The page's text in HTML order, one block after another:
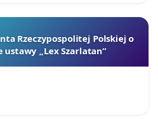
Rzeczypospolitej Polskiej o
ustawy „Lex Szarlatan”